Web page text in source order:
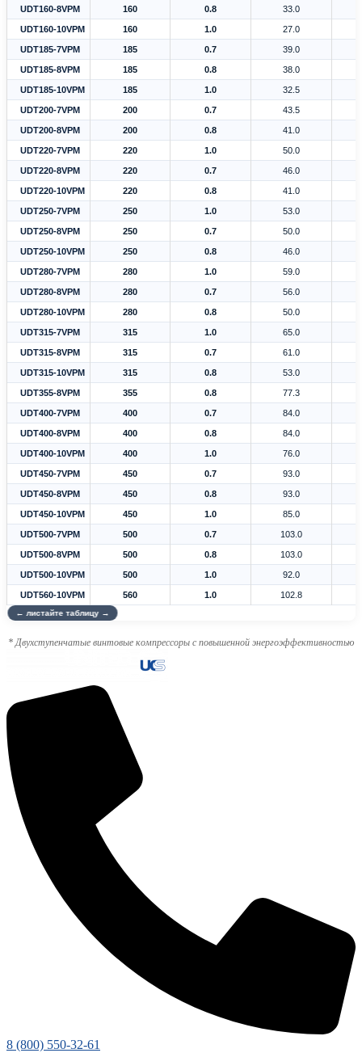
UDT160-8VPM 160 0.8 33.0
UDT160-10VPM 160 1.0 27.0
UDT185-7VPM 185 0.7 39.0
UDT185-8VPM 185 0.8 38.0
UDT185-10VPM 185 1.0 32.5
UDT200-7VPM 200 0.7 43.5
UDT200-8VPM 200 0.8 41.0
UDT220-7VPM 220 1.0 50.0
UDT220-8VPM 220 0.7 46.0
UDT220-10VPM 220 0.8 41.0
UDT250-7VPM 250 1.0 53.0
UDT250-8VPM 250 0.7 50.0
UDT250-10VPM 250 0.8 46.0
UDT280-7VPM 280 1.0 59.0
UDT280-8VPM 280 0.7 56.0
UDT280-10VPM 280 0.8 50.0
UDT315-7VPM 315 1.0 65.0
UDT315-8VPM 315 0.7 61.0
UDT315-10VPM 315 0.8 53.0
UDT355-8VPM 355 0.8 77.3
UDT400-7VPM 400 0.7 84.0
UDT400-8VPM 400 0.8 84.0
UDT400-10VPM 400 1.0 76.0
UDT450-7VPM 450 0.7 93.0
UDT450-8VPM 450 0.8 93.0
UDT450-10VPM 450 1.0 85.0
UDT500-7VPM 500 0.7 103.0
UDT500-8VPM 500 0.8 103.0
UDT500-10VPM 500 1.0 92.0
UDT560-10VPM 560 1.0 102.8
* Двухступенчатые винтовые компрессоры с повышенной энергоэффективностью
8 (800) 550-32-61